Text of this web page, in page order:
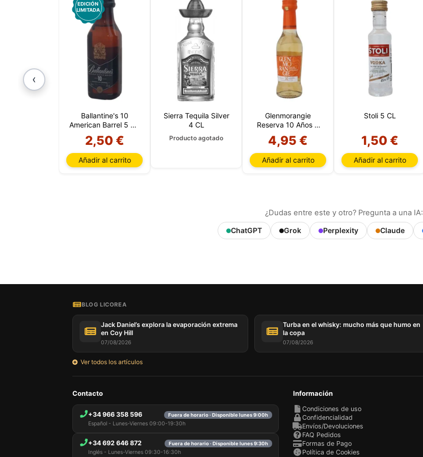
‹
EDICIÓN
LIMITADA
Ballantine's 10
American Barrel 5 CL
Plástico
2,50 €
Añadir al carrito
Sierra Tequila Silver
4 CL
Producto agotado
Glenmorangie
Reserva 10 Años 5
CL (Highland)
4,95 €
Añadir al carrito
Stoli 5 CL
1,50 €
Añadir al carrito
¿Dudas entre este y otro? Pregunta a una IA:
ChatGPT Grok Perplexity Claude
BLOG LICOREA
Jack Daniel’s explora la evaporación extrema
en Coy Hill
07/08/2026
Turba en el whisky: mucho más que humo en
la copa
07/08/2026
Ver todos los artículos
Contacto
+34 966 358 596 Fuera de horario · Disponible lunes 9:00h
Español - Lunes-Viernes 09:00-19:30h
+34 692 646 872 Fuera de horario · Disponible lunes 9:30h
Inglés - Lunes-Viernes 09:30-16:30h
Información
Condiciones de uso
Confidencialidad
Envíos/Devoluciones
FAQ Pedidos
Formas de Pago
Política de Cookies